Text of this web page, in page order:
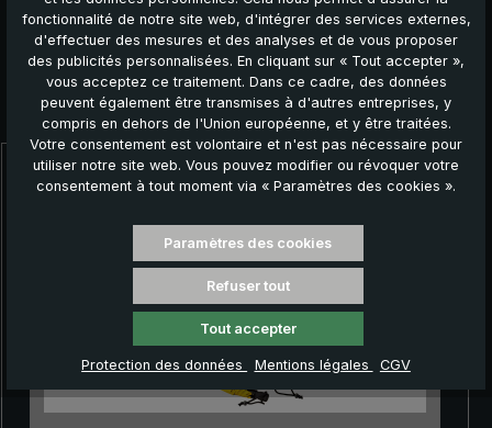
Ignorer la galerie de produits
Autres produits que vous pourriez aimer :
fonctionnalité de notre site web, d'intégrer des services externes,
d'effectuer des mesures et des analyses et de vous proposer
des publicités personnalisées. En cliquant sur « Tout accepter »,
vous acceptez ce traitement. Dans ce cadre, des données
peuvent également être transmises à d'autres entreprises, y
compris en dehors de l'Union européenne, et y être traitées.
Votre consentement est volontaire et n'est pas nécessaire pour
utiliser notre site web. Vous pouvez modifier ou révoquer votre
consentement à tout moment via « Paramètres des cookies ».
Paramètres des cookies
Refuser tout
Tout accepter
Protection des données Mentions légales CGV